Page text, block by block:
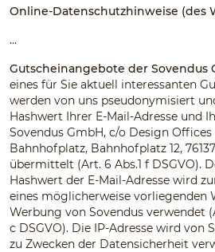
Online-Datenschutzhinweise (des
…
Gutscheinangebote der Sovendus
eines für Sie aktuell interessanten
werden von uns pseudonymisiert
Hashwert Ihrer E-Mail-Adresse und
Sovendus GmbH, c/o Design
Bahnhofplatz, Bahnhofplatz 12,
übermittelt (Art. 6 Abs.1 f DSGVO).
Hashwert der E-Mail-Adresse wird
eines möglicherweise vorliegenden
Werbung von Sovendus verwendet
c DSGVO). Die IP-Adresse wird von
zu Zwecken der Datensicherheit